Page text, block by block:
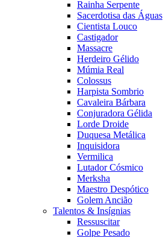
Rainha Serpente
Sacerdotisa das Águas
Cientista Louco
Castigador
Massacre
Herdeiro Gélido
Múmia Real
Colossus
Harpista Sombrio
Cavaleira Bárbara
Conjuradora Gélida
Lorde Droide
Duquesa Metálica
Inquisidora
Vermilica
Lutador Cósmico
Merksha
Maestro Despótico
Golem Ancião
Talentos & Insígnias
Ressuscitar
Golpe Pesado